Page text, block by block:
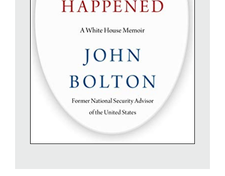
del libro, se i democratici, nel descrivere Bolton, non hanno
Trump, è solo perché sono andati anche oltre.
Per bocca di Nancy Pelosi, di Bolton e del suo libro hanno
detto: «è una truffa… una cosa triste… senza valore». Come
mai? Il fatto è che Bolton non volle testimoniare contro Trump
durante l’inchiesta per l’impeachment dell’autunno scorso,
nonostante le accuse del suo libro fossero molto simili a quelle
del procedimento. Ovvero: Trump avrebbe cercato l’aiuto di
Kiev e di Mosca per distruggere Biden (suo competitore
elettorale) e Hillary Clinton (sua ex avversaria alle precedenti
elezioni). Bolton preferisce raccontare la sua versione dei fatti